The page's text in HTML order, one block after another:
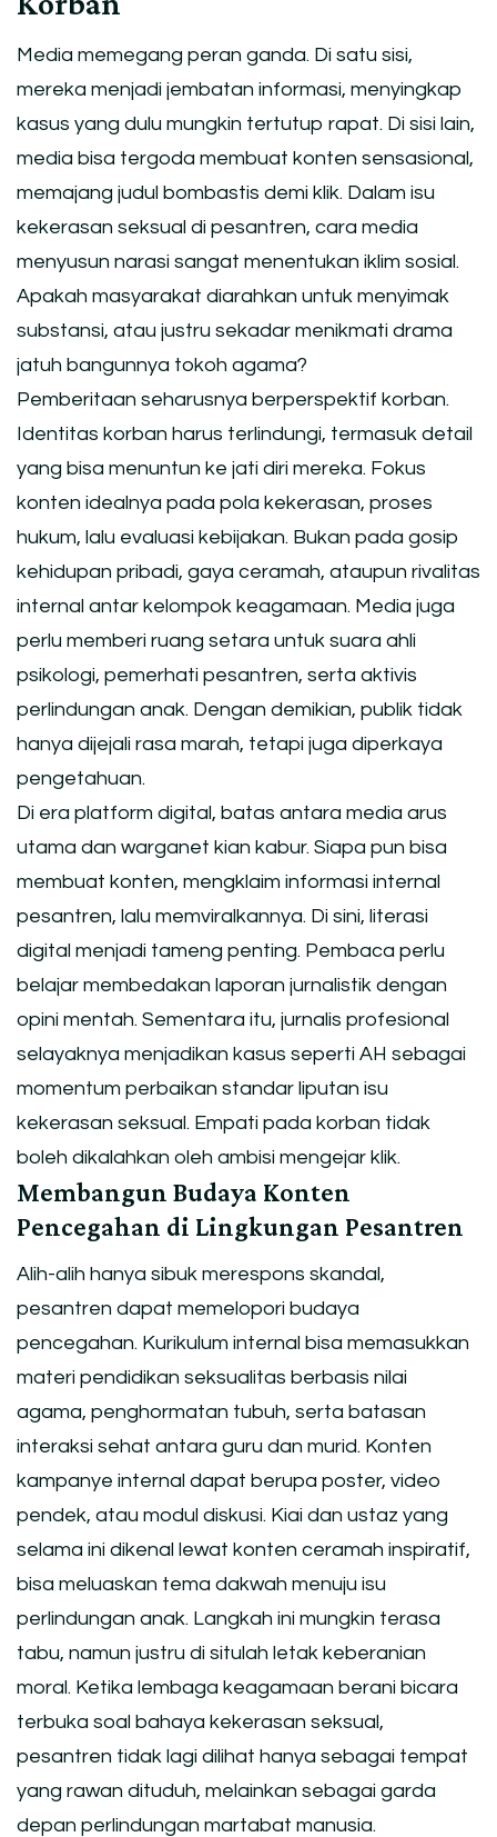
Media memegang peran ganda. Di satu sisi,
mereka menjadi jembatan informasi, menyingkap
kasus yang dulu mungkin tertutup rapat. Di sisi lain,
media bisa tergoda membuat konten sensasional,
memajang judul bombastis demi klik. Dalam isu
kekerasan seksual di pesantren, cara media
menyusun narasi sangat menentukan iklim sosial.
Apakah masyarakat diarahkan untuk menyimak
substansi, atau justru sekadar menikmati drama
jatuh bangunnya tokoh agama?
Pemberitaan seharusnya berperspektif korban.
Identitas korban harus terlindungi, termasuk detail
yang bisa menuntun ke jati diri mereka. Fokus
konten idealnya pada pola kekerasan, proses
hukum, lalu evaluasi kebijakan. Bukan pada gosip
kehidupan pribadi, gaya ceramah, ataupun rivalitas
internal antar kelompok keagamaan. Media juga
perlu memberi ruang setara untuk suara ahli
psikologi, pemerhati pesantren, serta aktivis
perlindungan anak. Dengan demikian, publik tidak
hanya dijejali rasa marah, tetapi juga diperkaya
pengetahuan.
Di era platform digital, batas antara media arus
utama dan warganet kian kabur. Siapa pun bisa
membuat konten, mengklaim informasi internal
pesantren, lalu memviralkannya. Di sini, literasi
digital menjadi tameng penting. Pembaca perlu
belajar membedakan laporan jurnalistik dengan
opini mentah. Sementara itu, jurnalis profesional
selayaknya menjadikan kasus seperti AH sebagai
momentum perbaikan standar liputan isu
kekerasan seksual. Empati pada korban tidak
boleh dikalahkan oleh ambisi mengejar klik.
Membangun Budaya Konten
Pencegahan di Lingkungan Pesantren
Alih-alih hanya sibuk merespons skandal,
pesantren dapat memelopori budaya
pencegahan. Kurikulum internal bisa memasukkan
materi pendidikan seksualitas berbasis nilai
agama, penghormatan tubuh, serta batasan
interaksi sehat antara guru dan murid. Konten
kampanye internal dapat berupa poster, video
pendek, atau modul diskusi. Kiai dan ustaz yang
selama ini dikenal lewat konten ceramah inspiratif,
bisa meluaskan tema dakwah menuju isu
perlindungan anak. Langkah ini mungkin terasa
tabu, namun justru di situlah letak keberanian
moral. Ketika lembaga keagamaan berani bicara
terbuka soal bahaya kekerasan seksual,
pesantren tidak lagi dilihat hanya sebagai tempat
yang rawan dituduh, melainkan sebagai garda
depan perlindungan martabat manusia.